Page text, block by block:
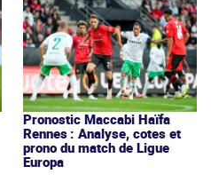
Pronostic Maccabi Haïfa
Rennes : Analyse, cotes et
prono du match de Ligue
Europa